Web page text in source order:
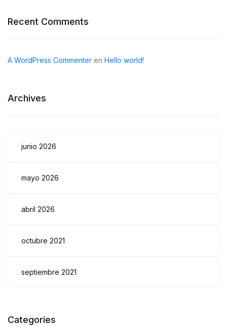
Recent Comments
A WordPress Commenter en Hello world!
Archives
junio 2026
mayo 2026
abril 2026
octubre 2021
septiembre 2021
Categories